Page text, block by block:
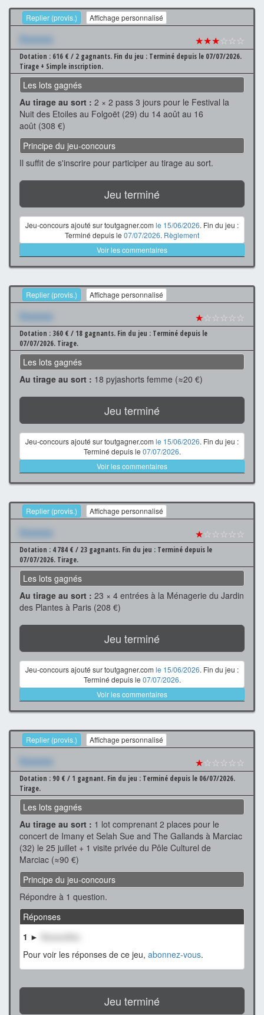
Replier (provis.) Affichage personnalisé
Xxxxxxx ★★★☆☆☆
Dotation : 616 € / 2 gagnants. Fin du jeu : Terminé depuis le 07/07/2026.
Tirage + Simple inscription.
Les lots gagnés
Au tirage au sort : 2 × 2 pass 3 jours pour le Festival la
Nuit des Etoiles au Folgoët (29) du 14 août au 16
août (308 €)
Principe du jeu-concours
Il suffit de s'inscrire pour participer au tirage au sort.
Jeu terminé
Jeu-concours ajouté sur toutgagner.com le 15/06/2026. Fin du jeu :
Terminé depuis le 07/07/2026. Règlement
Voir les commentaires
Replier (provis.) Affichage personnalisé
Xxxxxxx ★☆☆☆☆☆
Dotation : 360 € / 18 gagnants. Fin du jeu : Terminé depuis le
07/07/2026. Tirage.
Les lots gagnés
Au tirage au sort : 18 pyjashorts femme (≈20 €)
Jeu terminé
Jeu-concours ajouté sur toutgagner.com le 15/06/2026. Fin du jeu :
Terminé depuis le 07/07/2026.
Voir les commentaires
Replier (provis.) Affichage personnalisé
Xxxxxxx ★☆☆☆☆☆
Dotation : 4 784 € / 23 gagnants. Fin du jeu : Terminé depuis le
07/07/2026. Tirage.
Les lots gagnés
Au tirage au sort : 23 × 4 entrées à la Ménagerie du Jardin
des Plantes à Paris (208 €)
Jeu terminé
Jeu-concours ajouté sur toutgagner.com le 15/06/2026. Fin du jeu :
Terminé depuis le 07/07/2026.
Voir les commentaires
Replier (provis.) Affichage personnalisé
Xxxxxxx ★☆☆☆☆☆
Dotation : 90 € / 1 gagnant. Fin du jeu : Terminé depuis le 06/07/2026.
Tirage.
Les lots gagnés
Au tirage au sort : 1 lot comprenant 2 places pour le
concert de Imany et Selah Sue and The Gallands à Marciac
(32) le 25 juillet + 1 visite privée du Pôle Culturel de
Marciac (≈90 €)
Principe du jeu-concours
Répondre à 1 question.
Réponses
1 ►
XxxxxxXxx
Pour voir les réponses de ce jeu, abonnez-vous.
Jeu terminé